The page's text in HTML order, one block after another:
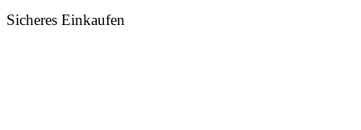
Sicheres Einkaufen